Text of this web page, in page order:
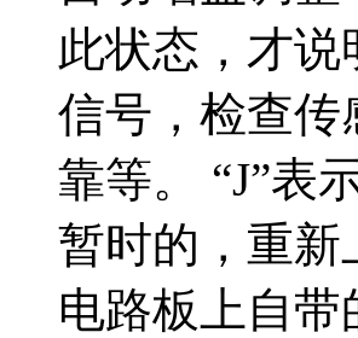
此状态，才说
信号，检查传
靠等。 “J”表
暂时的，重新
电路板上自